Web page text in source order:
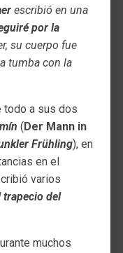
escribió en una
por la
su cuerpo fue
tumba con la
a sus dos
( Der Mann in
Frühling), en
en el
varios
trapecio del
muchos